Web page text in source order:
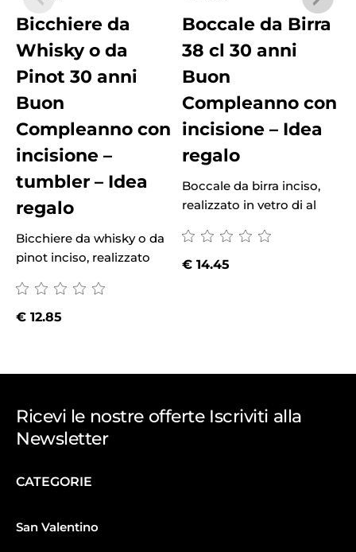
Bicchiere da
Whisky o da
Pinot 30 anni
Buon
Compleanno con
incisione –
tumbler – Idea
regalo
Bicchiere da whisky o da
pinot inciso, realizzato
€12.85
Boccale da Birra
38 cl 30 anni
Buon
Compleanno con
incisione – Idea
regalo
Boccale da birra inciso,
realizzato in vetro di al
€ 14.45
Ricevi le nostre offerte Iscriviti alla
Newsletter
CATEGORIE
San Valentino